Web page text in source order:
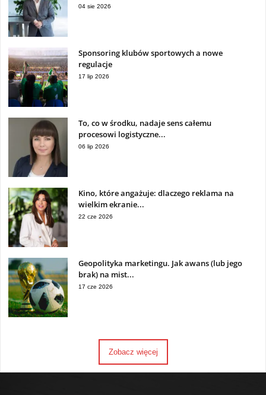
04 sie 2026
Sponsoring klubów sportowych a nowe
regulacje
17 lip 2026
To, co w środku, nadaje sens całemu
procesowi logistyczne...
06 lip 2026
Kino, które angażuje: dlaczego reklama na
wielkim ekranie...
22 cze 2026
Geopolityka marketingu. Jak awans (lub jego
brak) na mist...
17 cze 2026
Zobacz więcej